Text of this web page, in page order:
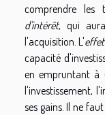
comprendre les
d'intérêt, qui
l'acquisition. L'
capacité
en empruntant à
l'investissement,
ses gains. Il ne